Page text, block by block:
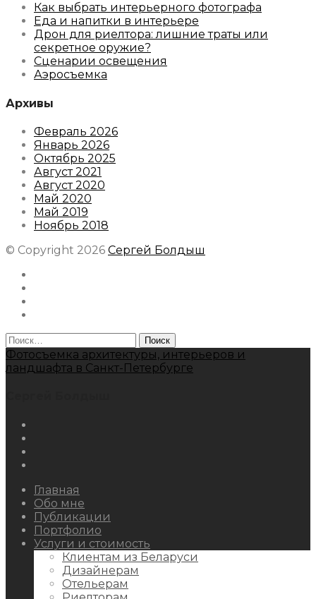
Как выбрать интерьерного фотографа
Еда и напитки в интерьере
Дрон для риелтора: лишние траты или
секретное оружие?
Сценарии освещения
Аэросъемка
Архивы
Февраль 2026
Январь 2026
Октябрь 2025
Август 2021
Август 2020
Май 2020
Май 2019
Ноябрь 2018
© Copyright 2026 Сергей Болдыш
Найти:
Фотосъемка архитектуры, интерьеров и
ландшафта в Санкт-Петербурге
Главная
Обо мне
Публикации
Портфолио
Услуги и стоимость
Клиентам из Беларуси
Дизайнерам
Отельерам